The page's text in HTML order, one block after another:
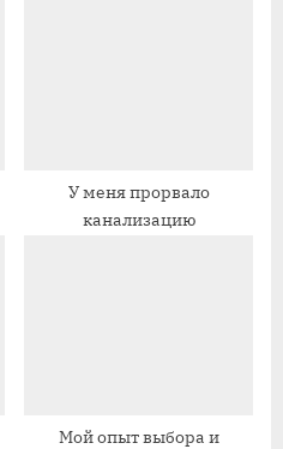
У меня прорвало
канализацию
Мой опыт выбора и